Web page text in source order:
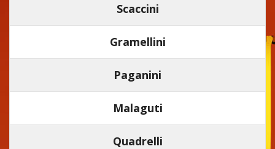
Scaccini
Gramellini
Paganini
Malaguti
Quadrelli